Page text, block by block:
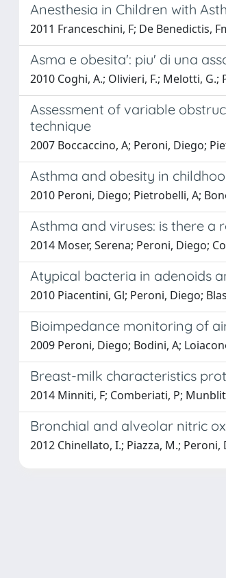
Anesthesia in Children with
2011 Franceschini, F; De Benedictis,
Asma e obesita': piu' di una
2010 Coghi, A.; Olivieri, F.; Melotti, G.;
Assessment of variable
technique
2007 Boccaccino, A; Peroni, Diego;
Asthma and obesity in
2010 Peroni, Diego; Pietrobelli, A;
Asthma and viruses: is there a
2014 Moser, Serena; Peroni, Diego;
Atypical bacteria in adenoids
2010 Piacentini, Gl; Peroni, Diego;
Bioimpedance monitoring of
2009 Peroni, Diego; Bodini, A;
Breast-milk characteristics
2014 Minniti, F; Comberiati, P;
Bronchial and alveolar nitric
2012 Chinellato, I.; Piazza, M.; Peroni,